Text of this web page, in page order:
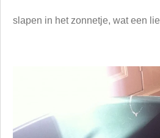
slapen in het zonnetje, wat een